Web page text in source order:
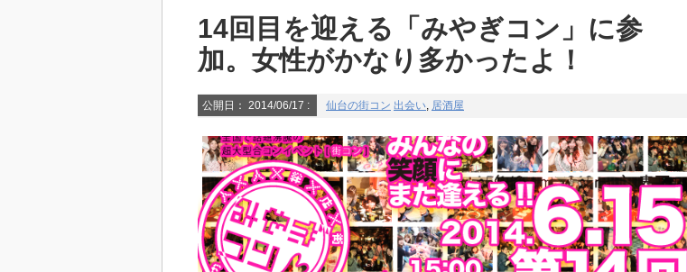
14回目を迎える「みやぎコン」に参
加。女性がかなり多かったよ！
公開日： 2014/06/17 : 仙台の街コン 出会い, 居酒屋